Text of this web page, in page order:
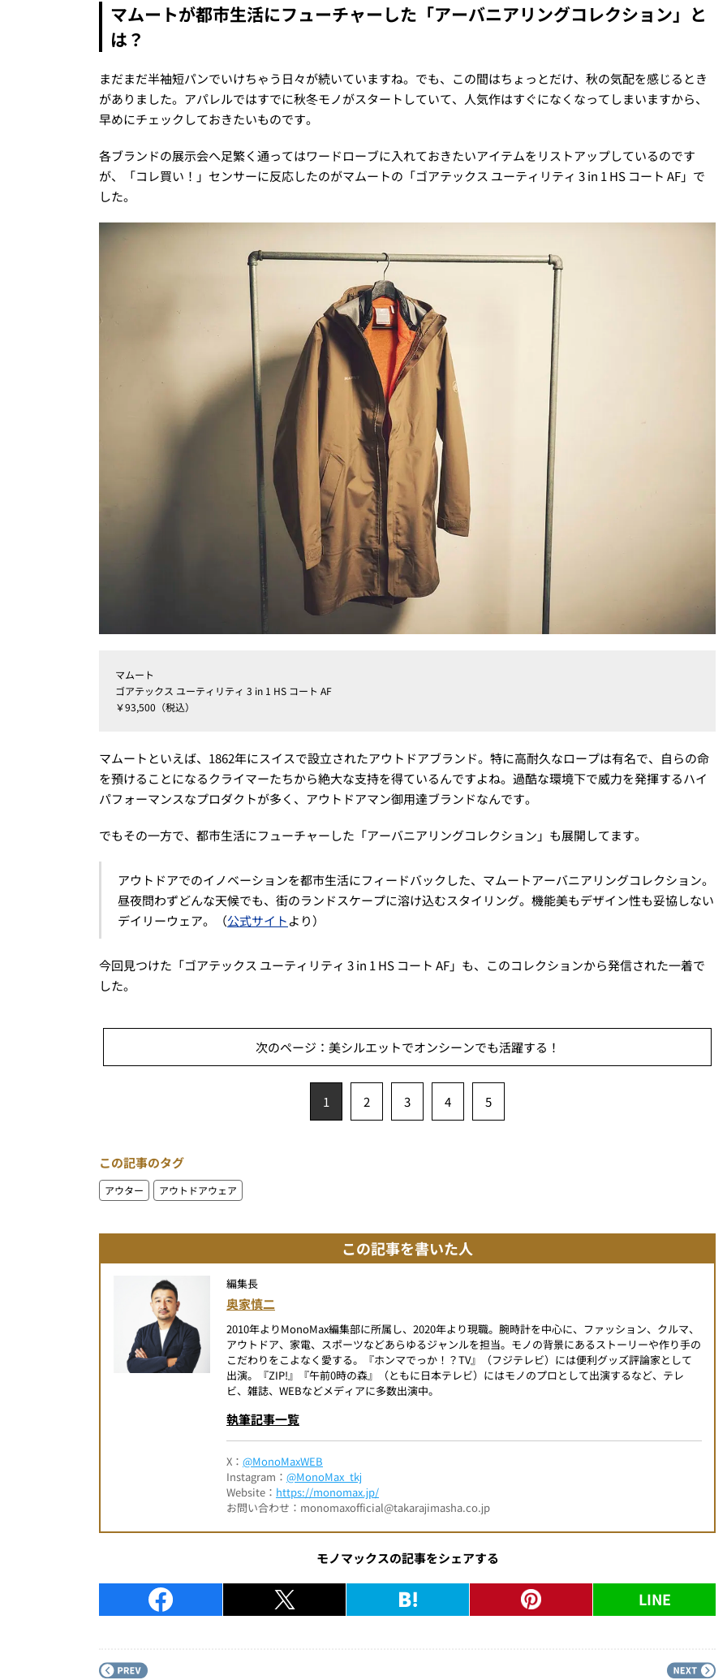
マムートが都市生活にフューチャーした「アーバニアリングコレクション」と
は？
まだまだ半袖短パンでいけちゃう日々が続いていますね。でも、この間はちょっとだけ、秋の気配を感じるとき
がありました。アパレルではすでに秋冬モノがスタートしていて、人気作はすぐになくなってしまいますから、
早めにチェックしておきたいものです。
各ブランドの展示会へ足繁く通ってはワードローブに入れておきたいアイテムをリストアップしているのです
が、「コレ買い！」センサーに反応したのがマムートの「ゴアテックス ユーティリティ 3 in 1 HS コート AF」で
した。
マムート
ゴアテックス ユーティリティ 3 in 1 HS コート AF
￥93,500（税込）
マムートといえば、1862年にスイスで設立されたアウトドアブランド。特に高耐久なロープは有名で、自らの命
を預けることになるクライマーたちから絶大な支持を得ているんですよね。過酷な環境下で威力を発揮するハイ
パフォーマンスなプロダクトが多く、アウトドアマン御用達ブランドなんです。
でもその一方で、都市生活にフューチャーした「アーバニアリングコレクション」も展開してます。
アウトドアでのイノベーションを都市生活にフィードバックした、マムートアーバニアリングコレクション。
昼夜問わずどんな天候でも、街のランドスケープに溶け込むスタイリング。機能美もデザイン性も妥協しない
デイリーウェア。（公式サイトより）
今回見つけた「ゴアテックス ユーティリティ 3 in 1 HS コート AF」も、このコレクションから発信された一着で
した。
次のページ：美シルエットでオンシーンでも活躍する！
1 2 3 4 5
この記事のタグ
アウター アウトドアウェア
この記事を書いた人
編集長
奥家慎二
2010年よりMonoMax編集部に所属し、2020年より現職。腕時計を中心に、ファッション、クルマ、
アウトドア、家電、スポーツなどあらゆるジャンルを担当。モノの背景にあるストーリーや作り手の
こだわりをこよなく愛する。『ホンマでっか！？TV』（フジテレビ）には便利グッズ評論家として
出演。『ZIP!』『午前0時の森』（ともに日本テレビ）にはモノのプロとして出演するなど、テレ
ビ、雑誌、WEBなどメディアに多数出演中。
執筆記事一覧
X： @MonoMaxWEB
Instagram： @MonoMax_tkj
Website： https://monomax.jp/
お問い合わせ：monomaxofficial@takarajimasha.co.jp
モノマックスの記事をシェアする
LINE